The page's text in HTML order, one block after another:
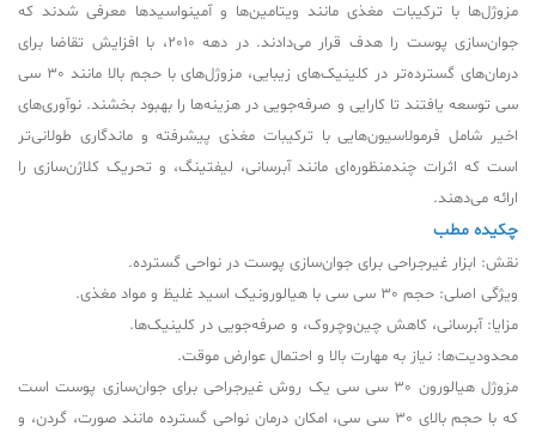
مزوژل‌ها با ترکیبات مغذی مانند ویتامین‌ها و آمینواسیدها معرفی شدند که
جوان‌سازی پوست را هدف قرار می‌دادند. در دهه 2010، با افزایش تقاضا برای
درمان‌های گسترده‌تر در کلینیک‌های زیبایی، مزوژل‌های با حجم بالا مانند 30 سی
سی توسعه یافتند تا کارایی و صرفه‌جویی در هزینه‌ها را بهبود بخشند. نوآوری‌های
اخیر شامل فرمولاسیون‌هایی با ترکیبات مغذی پیشرفته و ماندگاری طولانی‌تر
است که اثرات چندمنظوره‌ای مانند آبرسانی، لیفتینگ، و تحریک کلاژن‌سازی را
ارائه می‌دهند.
چکیده مطب
نقش: ابزار غیرجراحی برای جوان‌سازی پوست در نواحی گسترده.
ویژگی اصلی: حجم 30 سی سی با هیالورونیک اسید غلیظ و مواد مغذی.
مزایا: آبرسانی، کاهش چین‌وچروک، و صرفه‌جویی در کلینیک‌ها.
محدودیت‌ها: نیاز به مهارت بالا و احتمال عوارض موقت.
مزوژل هیالورون 30 سی سی یک روش غیرجراحی برای جوان‌سازی پوست است
که با حجم بالای 30 سی سی، امکان درمان نواحی گسترده مانند صورت، گردن، و